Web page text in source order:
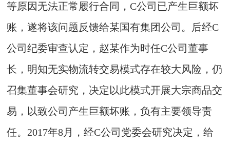
等原因无法正常履行合同，C公司已产生巨额坏
账，遂将该问题反馈给某国有集团公司。后经C
公司纪委审查认定，赵某作为时任C公司董事
长，明知无实物流转交易模式存在较大风险，仍
召集董事会研究，决定以此模式开展大宗商品交
易，以致公司产生巨额坏账，负有主要领导责
任。2017年8月，经C公司党委会研究决定，给